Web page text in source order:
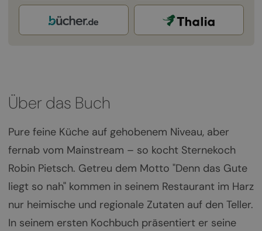
Über das Buch
Pure feine Küche auf gehobenem Niveau, aber
fernab vom Mainstream – so kocht Sternekoch
Robin Pietsch. Getreu dem Motto "Denn das Gute
liegt so nah" kommen in seinem Restaurant im Harz
nur heimische und regionale Zutaten auf den Teller.
In seinem ersten Kochbuch präsentiert er seine